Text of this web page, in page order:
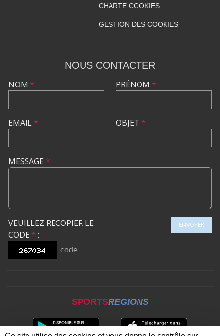
CHARTE COOKIES
GESTION DES COOKIES
NOUS CONTACTER
NOM *
EMAIL*
PRÉNOM *
OBJET *
MESSAGE *
VEUILLEZ RECOPIER LE
CODE * :
ENVOYER
SPORTSREGIONS